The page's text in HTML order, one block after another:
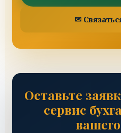
✉
Оставьте
сервис